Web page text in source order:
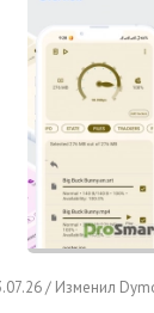
/ Изменил